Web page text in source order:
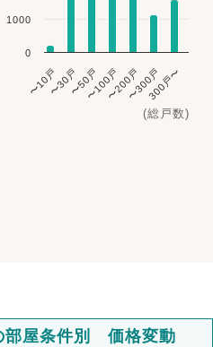
(総戸数)
〜10戸〜30戸〜50戸〜100戸〜200戸〜300戸300戸〜
0
1000
部屋条件別 価格変動